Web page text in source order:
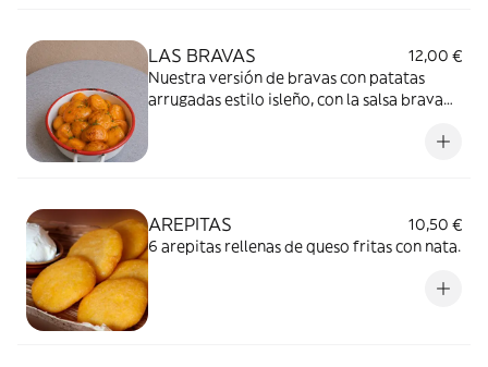
LAS BRAVAS
12,00 €
Nuestra versión de bravas con patatas
arrugadas estilo isleño, con la salsa brava
AREPITAS
10,50 €
6 arepitas rellenas de queso fritas con nata.